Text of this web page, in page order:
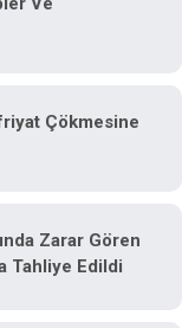
Çökmesine
Zarar Gören
Tahliye Edildi